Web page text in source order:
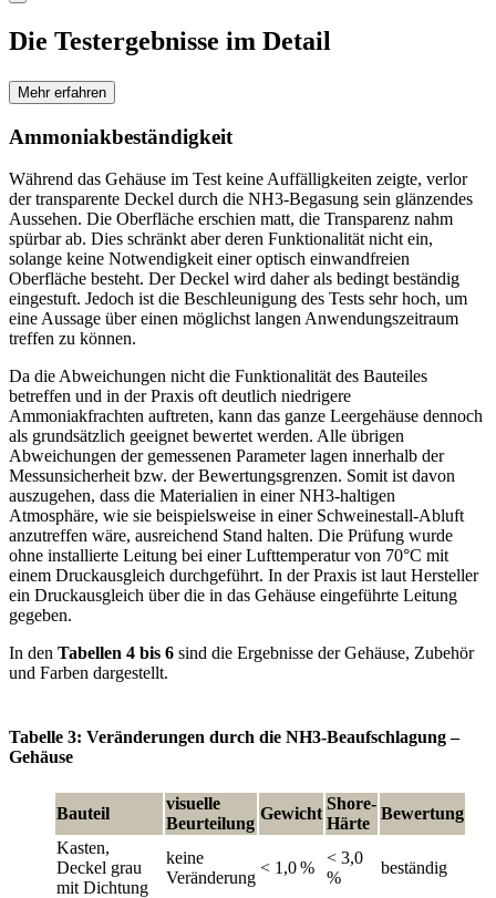
Die Testergebnisse im Detail
Mehr erfahren
Ammoniakbeständigkeit
Während das Gehäuse im Test keine Auffälligkeiten zeigte, verlor
der transparente Deckel durch die NH3-Begasung sein glänzendes
Aussehen. Die Oberfläche erschien matt, die Transparenz nahm
spürbar ab. Dies schränkt aber deren Funktionalität nicht ein,
solange keine Notwendigkeit einer optisch einwandfreien
Oberfläche besteht. Der Deckel wird daher als bedingt beständig
eingestuft. Jedoch ist die Beschleunigung des Tests sehr hoch, um
eine Aussage über einen möglichst langen Anwendungszeitraum
treffen zu können.
Da die Abweichungen nicht die Funktionalität des Bauteiles
betreffen und in der Praxis oft deutlich niedrigere
Ammoniakfrachten auftreten, kann das ganze Leergehäuse dennoch
als grundsätzlich geeignet bewertet werden. Alle übrigen
Abweichungen der gemessenen Parameter lagen innerhalb der
Mess­unsicherheit bzw. der Bewertungsgrenzen. Somit ist davon
auszugehen, dass die Materialien in einer NH3-haltigen
Atmosphäre, wie sie beispielsweise in einer Schweinestall-Abluft
anzutreffen wäre, ausreichend Stand halten. Die Prüfung wurde
ohne installierte Leitung bei einer Lufttemperatur von 70°C mit
einem Druckausgleich durchgeführt. In der Praxis ist laut Hersteller
ein Druckausgleich über die in das Gehäuse eingeführte Leitung
gegeben.
In den Tabellen 4 bis 6 sind die Ergebnisse der Gehäuse, Zubehör
und Farben dargestellt.
Tabelle 3: Veränderungen durch die NH3-Beaufschlagung –
Gehäuse
Bauteil
visuelle
Beurteilung
Gewicht
Shore-
Härte
Bewertung
Kasten,
Deckel grau
mit Dichtung
keine
Veränderung
< 1,0 %
< 3,0
%
beständig